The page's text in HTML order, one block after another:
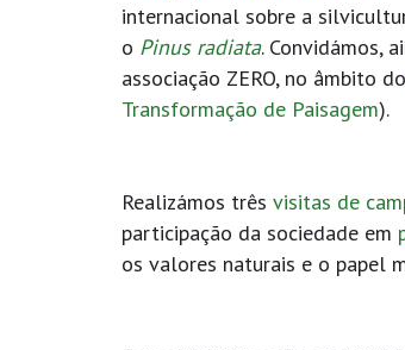
internacional sobre a
o Pinus radiata. Convidámos,
associação ZERO, no âmbito do
Transformação de Paisagem).
Realizámos três visitas de
participação da sociedade em
os valores naturais e o papel